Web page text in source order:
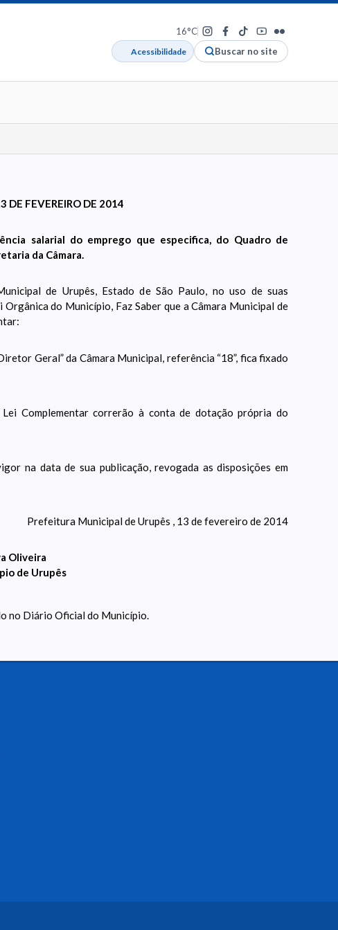
16°C
Acessibilidade Buscar no site
DE FEVEREIRO DE 2014
salarial do emprego que especifica, do Quadro de
da Câmara.
de Urupês, Estado de São Paulo, no uso de suas
do Município, Faz Saber que a Câmara Municipal de
Geral” da Câmara Municipal, referência “18”, fica fixado
Complementar correrão à conta de dotação própria do
na data de sua publicação, revogada as disposições em
Prefeitura Municipal de Urupês , 13 de fevereiro de 2014
Oliveira
de Urupês
no Diário Oficial do Município.